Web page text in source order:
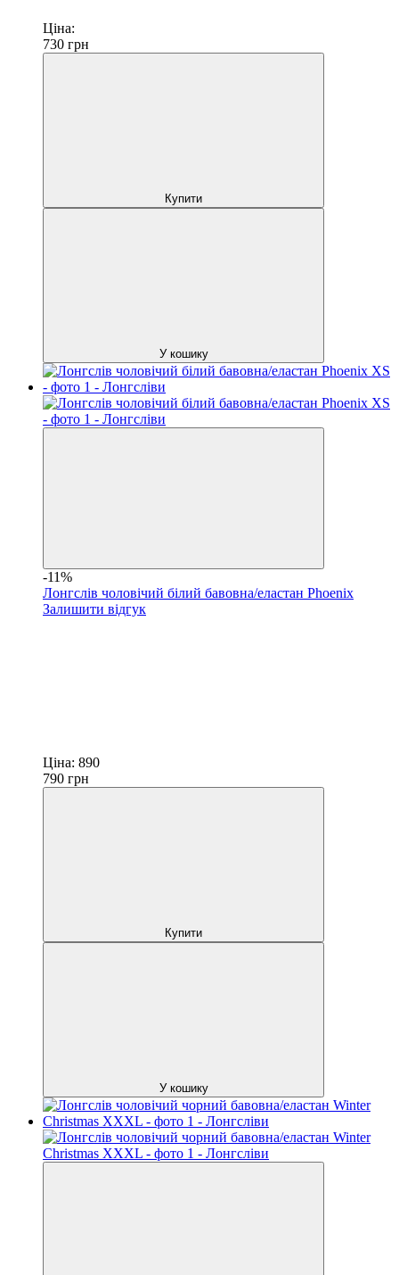
Ціна:
730 грн
Купити
У кошику
-11%
Лонгслів чоловічий білий бавовна/еластан Phoenix
Залишити відгук
Ціна: 890
790 грн
Купити
У кошику